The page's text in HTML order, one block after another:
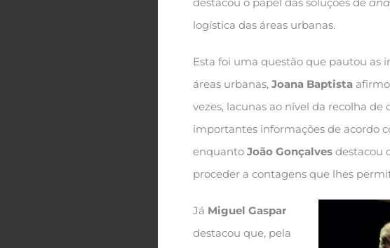
logística das áreas urbanas.
Esta foi uma questão que pautou as
áreas urbanas, Joana Baptista
vezes, lacunas ao nível da recolha
importantes informações de acordo
enquanto João Gonçalvesdestacou
proceder a contagens que lhes
Já Miguel Gaspar
destacou que, pela